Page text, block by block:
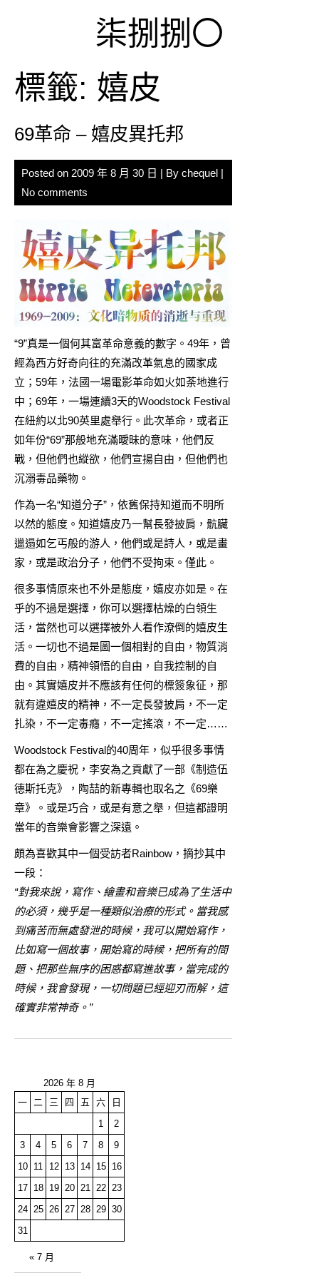
柒捌捌〇
標籤: 嬉皮
69革命 – 嬉皮異托邦
Posted on 2009 年 8 月 30 日 | By chequel |
No comments
“9”真是一個何其富革命意義的數字。49年，曾
經為西方好奇向往的充滿改革氣息的國家成
立；59年，法國一場電影革命如火如荼地進行
中；69年，一場連續3天的Woodstock Festival
在紐約以北90英里處舉行。此次革命，或者正
如年份“69”那般地充滿曖昧的意味，他們反
戰，但他們也縱欲，他們宣揚自由，但他們也
沉溺毒品藥物。
作為一名“知道分子”，依舊保持知道而不明所
以然的態度。知道嬉皮乃一幫長發披肩，骯臟
邋遢如乞丐般的游人，他們或是詩人，或是畫
家，或是政治分子，他們不受拘束。僅此。
很多事情原來也不外是態度，嬉皮亦如是。在
乎的不過是選擇，你可以選擇枯燥的白領生
活，當然也可以選擇被外人看作潦倒的嬉皮生
活。一切也不過是圖一個相對的自由，物質消
費的自由，精神領悟的自由，自我控制的自
由。其實嬉皮并不應該有任何的標簽象征，那
就有違嬉皮的精神，不一定長發披肩，不一定
扎染，不一定毒癮，不一定搖滾，不一定……
Woodstock Festival的40周年，似乎很多事情
都在為之慶祝，李安為之貢獻了一部《制造伍
德斯托克》，陶喆的新專輯也取名之《69樂
章》。或是巧合，或是有意之舉，但這都證明
當年的音樂會影響之深遠。
頗為喜歡其中一個受訪者Rainbow，摘抄其中
一段：
“對我來說，寫作、繪畫和音樂已成為了生活中
的必須，幾乎是一種類似治療的形式。當我感
到痛苦而無處發泄的時候，我可以開始寫作，
比如寫一個故事，開始寫的時候，把所有的問
題、把那些無序的困惑都寫進故事，當完成的
時候，我會發現，一切問題已經迎刃而解，這
確實非常神奇。”
2026 年 8 月
一 二 三 四 五 六
日
1
2
3
4 5 6 7 8
9
10
11 12 13 14 15
16
17
18 19 20 21 22 23
24 25 26 27 28 29 30
31
« 7 月